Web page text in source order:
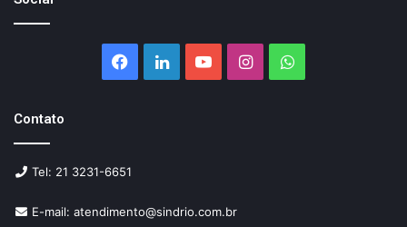
Facebook
LinkedinYouTubeInstagramWhatsApp
Contato
Tel: 21 3231-6651
E-mail: atendimento@sindrio.com.br